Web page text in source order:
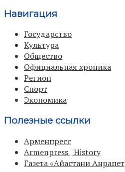
Навигация
Государство
Культура
Общество
Официальная хроника
Регион
Спорт
Экономика
Полезные ссылки
Арменпресс
Armenpress | History
Газета «Айастани